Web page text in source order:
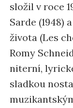
složil v roce
Sarde (1948)
života (Les
Romy
niterní,
sladkou